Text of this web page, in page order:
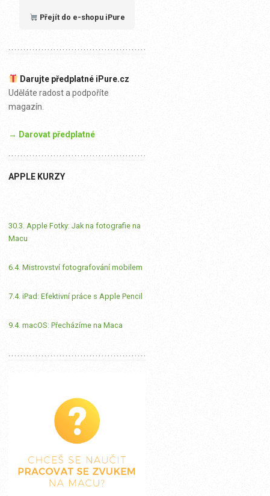
Přejít do e-shopu iPure
Darujte předplatné iPure.cz
Uděláte radost a podpoříte
magazín.
→ Darovat předplatné
APPLE KURZY
30.3. Apple Fotky: Jak na fotografie na
Macu
6.4. Mistrovství fotografování mobilem
7.4. iPad: Efektivní práce s Apple Pencil
9.4. macOS: Přecházíme na Maca